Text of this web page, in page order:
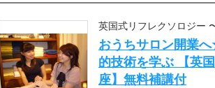
英国式リフレクソロジー
おうちサロン開業
的技術を学ぶ 【英
座】無料補講付